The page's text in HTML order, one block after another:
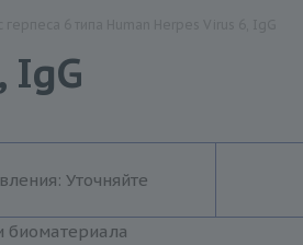
IgG
Уточняйте
биоматериала